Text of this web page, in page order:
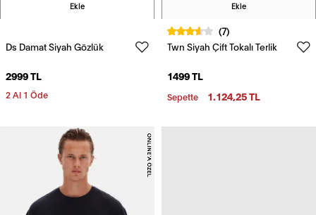
Ekle
Ds Damat Siyah Gözlük
2999 TL
2 Al 1 Öde
Ekle
(7)
Twn Siyah Çift Tokalı Terlik
1499 TL
Sepette 1.124,25 TL